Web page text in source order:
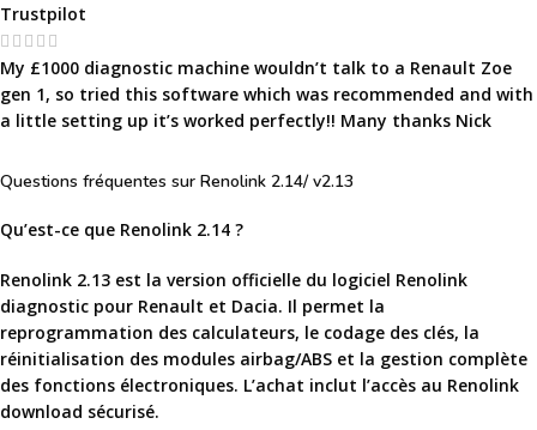
Trustpilot
My £1000 diagnostic machine wouldn’t talk to a Renault Zoe
gen 1, so tried this software which was recommended and with
a little setting up it’s worked perfectly!! Many thanks Nick
Questions fréquentes sur Renolink 2.14/ v2.13
Qu’est-ce que Renolink 2.14 ?
Renolink 2.13 est la version officielle du logiciel Renolink
diagnostic pour Renault et Dacia. Il permet la
reprogrammation des calculateurs, le codage des clés, la
réinitialisation des modules airbag/ABS et la gestion complète
des fonctions électroniques. L’achat inclut l’accès au Renolink
download sécurisé.